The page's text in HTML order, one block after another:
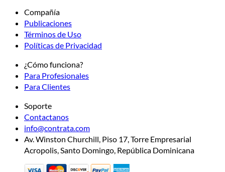
Compañía
Publicaciones
Términos de Uso
Políticas de Privacidad
¿Cómo funciona?
Para Profesionales
Para Clientes
Soporte
Contactanos
info@contrata.com
Av. Winston Churchill, Piso 17, Torre Empresarial
Acropolis, Santo Domingo, República Dominicana